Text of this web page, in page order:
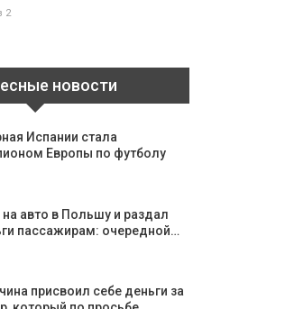
2
новости
Испании стала
Европы по футболу
на авто в Польшу и раздал
пассажирам: очередной…
присвоил себе деньги за